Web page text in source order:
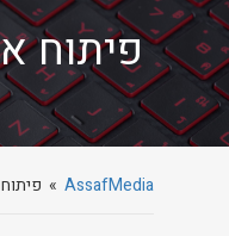
פיתוח
AssafMedia» פיתוח